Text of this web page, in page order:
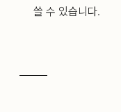
쓸 수 있습니다.